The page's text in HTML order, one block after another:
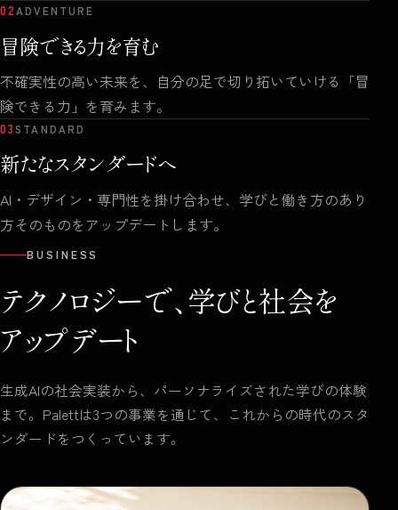
02ADVENTURE
冒険できる力を育む
不確実性の高い未来を、自分の足で切り拓いていける「冒
険できる力」を育みます。
03STANDARD
新たなスタンダードへ
AI・デザイン・専門性を掛け合わせ、学びと働き方のあり
方そのものをアップデートします。
BUSINESS
テクノロジーで、学びと社会を
アップデート
生成AIの社会実装から、パーソナライズされた学びの体験
まで。Palettは3つの事業を通じて、これからの時代のスタ
ンダードをつくっています。